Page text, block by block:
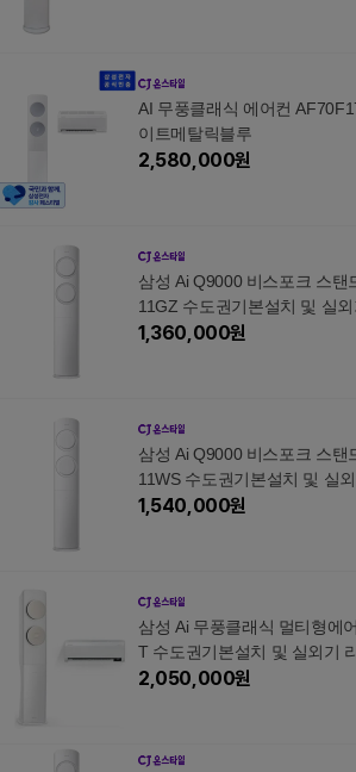
AI 무풍클래식 에어컨
이트메탈릭블루
2,580,000원
삼성 Ai Q9000 비스포크 스탠
11GZ 수도권기본설치 및 실
1,360,000원
삼성 Ai Q9000 비스포크 스탠
11WS 수도권기본설치 및 실
1,540,000원
삼성 Ai 무풍클래식 멀티형에
T 수도권기본설치 및 실외기
2,050,000원